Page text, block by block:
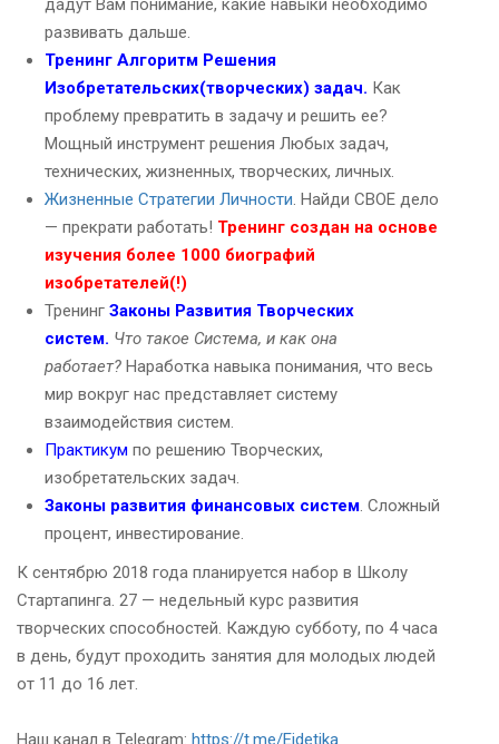
дадут Вам понимание, какие навыки необходимо
развивать дальше.
Тренинг Алгоритм Решения
Изобретательских(творческих) задач. Как
проблему превратить в задачу и решить ее?
Мощный инструмент решения Любых задач,
технических, жизненных, творческих, личных.
Жизненные Стратегии Личности. Найди СВОЕ дело
— прекрати работать! Тренинг создан на основе
изучения более 1000 биографий
изобретателей(!)
Тренинг Законы Развития Творческих
систем. Что такое Система, и как она
работает? Наработка навыка понимания, что весь
мир вокруг нас представляет систему
взаимодействия систем.
Практикум по решению Творческих,
изобретательских задач.
Законы развития финансовых систем. Сложный
процент, инвестирование.
К сентябрю 2018 года планируется набор в Школу
Стартапинга. 27 — недельный курс развития
творческих способностей. Каждую субботу, по 4 часа
в день, будут проходить занятия для молодых людей
от 11 до 16 лет.
Наш канал в Telegram: https://t.me/Eidetika